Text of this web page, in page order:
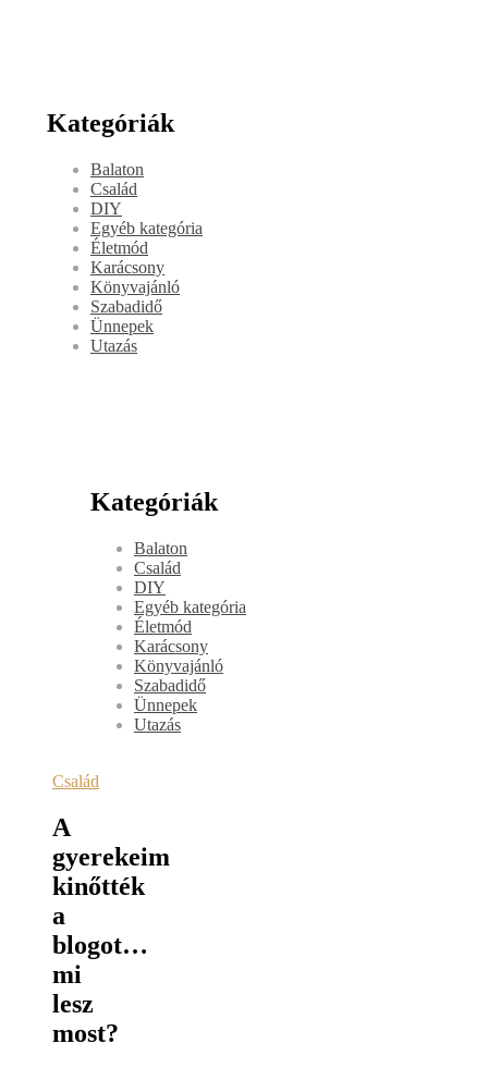
Kategóriák
Balaton
Család
DIY
Egyéb kategória
Életmód
Karácsony
Könyvajánló
Szabadidő
Ünnepek
Utazás
Kategóriák
Balaton
Család
DIY
Egyéb kategória
Életmód
Karácsony
Könyvajánló
Szabadidő
Ünnepek
Utazás
Család
A
gyerekeim
kinőtték
a
blogot…
mi
lesz
most?